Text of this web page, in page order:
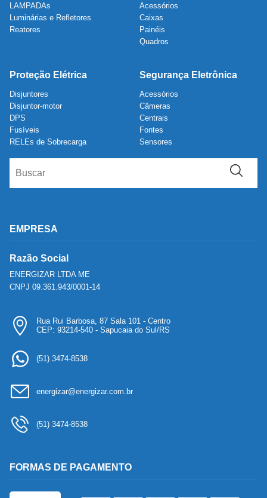
LAMPADAs
Luminárias e Refletores
Reatores
Acessórios
Caixas
Painéis
Quadros
Proteção Elétrica
Disjuntores
Disjuntor-motor
DPS
Fusíveis
RELEs de Sobrecarga
Segurança Eletrônica
Acessórios
Câmeras
Centrais
Fontes
Sensores
EMPRESA
Razão Social
ENERGIZAR LTDA ME
CNPJ 09.361.943/0001-14
Rua Rui Barbosa, 87 Sala 101 - Centro
CEP: 93214-540 - Sapucaia do Sul/RS
(51) 3474-8538
energizar@energizar.com.br
(51) 3474-8538
FORMAS DE PAGAMENTO